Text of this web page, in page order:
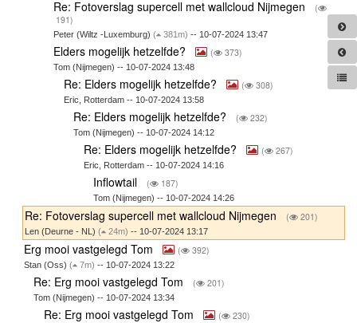
Re: Fotoverslag supercell met wallcloud Nijmegen
(
191)
Peter (Wiltz -Luxemburg)( 381m) -- 10-07-2024 13:47
Elders mogelijk hetzelfde? ( 373)
Tom (Nijmegen) -- 10-07-2024 13:48
Re: Elders mogelijk hetzelfde? ( 308)
Eric, Rotterdam -- 10-07-2024 13:58
Re: Elders mogelijk hetzelfde? ( 232)
Tom (Nijmegen) -- 10-07-2024 14:12
Re: Elders mogelijk hetzelfde? ( 267)
Eric, Rotterdam -- 10-07-2024 14:16
Inflowtail ( 187)
Tom (Nijmegen) -- 10-07-2024 14:26
Re: Fotoverslag supercell met wallcloud Nijmegen ( 201)
Len (Deurne - NL) ( 24m) -- 10-07-2024 13:17
Erg mooi vastgelegd Tom ( 392)
Stan (Oss) ( 7m) -- 10-07-2024 13:22
Re: Erg mooi vastgelegd Tom ( 201)
Tom (Nijmegen) -- 10-07-2024 13:34
Re: Erg mooi vastgelegd Tom ( 230)